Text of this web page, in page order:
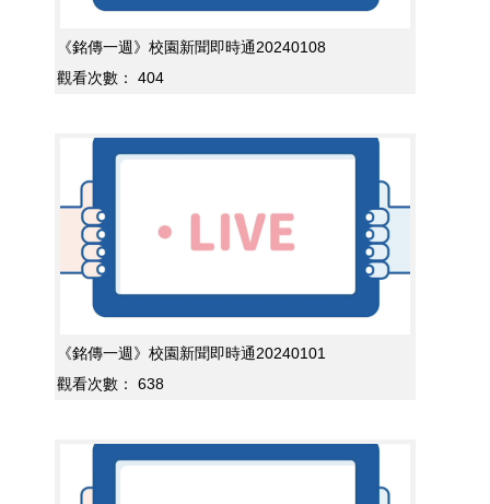
《銘傳一週》校園新聞即時通20240108
觀看次數：
404
《銘傳一週》校園新聞即時通20240101
觀看次數：
638